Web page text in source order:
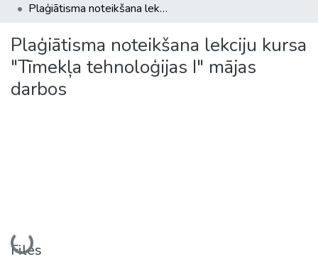
Plaģiātisma noteikšana lekciju kursa "Tīmekļa tehnoloģijas I" mājas darbos
Plaģiātisma noteikšana lekciju kursa
"Tīmekļa tehnoloģijas I" mājas
darbos
Loading...
Files